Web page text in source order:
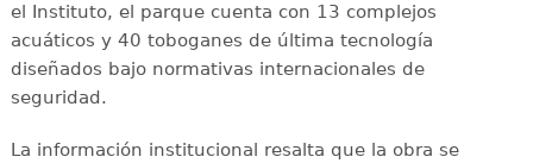
el Instituto, el parque cuenta con 13 complejos
acuáticos y 40 toboganes de última tecnología
diseñados bajo normativas internacionales de
seguridad.
La información institucional resalta que la obra se